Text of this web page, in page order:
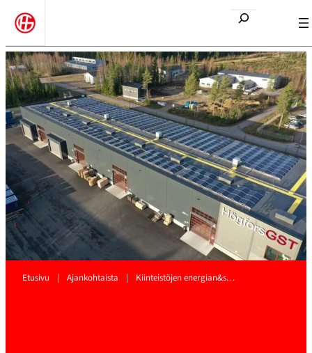
Etusivu | Ajankohtaista | Kiinteistöjen energian&s…